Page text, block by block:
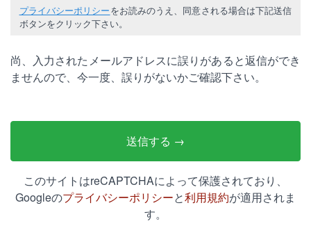
プライバシーポリシーをお読みのうえ、同意される場合は下記送信
ボタンをクリック下さい。
尚、入力されたメールアドレスに誤りがあると返信ができ
ませんので、今一度、誤りがないかご確認下さい。
このサイトはreCAPTCHAによって保護されており、
Googleのプライバシーポリシーと利用規約が適用されま
す。